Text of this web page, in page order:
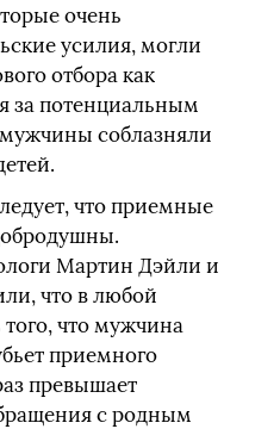
очень
усилия, могли
отбора как
за потенциальным
соблазняли
что приемные
Мартин Дэйли и
что в любой
того, что мужчина
приемного
превышает
с родным